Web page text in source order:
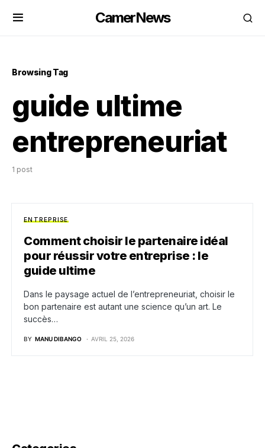
CamerNews
Browsing Tag
guide ultime
entrepreneuriat
1 post
ENTREPRISE
Comment choisir le partenaire idéal
pour réussir votre entreprise : le
guide ultime
Dans le paysage actuel de l’entrepreneuriat, choisir le
bon partenaire est autant une science qu’un art. Le
succès…
BY MANU DIBANGO AVRIL 25, 2026